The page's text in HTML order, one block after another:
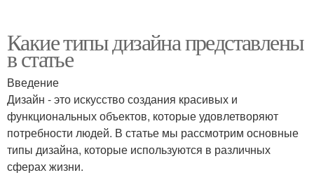
Какие типы дизайна представлены
в статье
Введение
Дизайн - это искусство создания красивых и
функциональных объектов, которые удовлетворяют
потребности людей. В статье мы рассмотрим основные
типы дизайна, которые используются в различных
сферах жизни.